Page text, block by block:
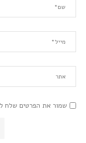
שמור את הפרטים שלח